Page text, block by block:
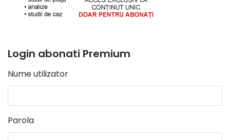
Login abonati Premium
Nume utilizator
Parola